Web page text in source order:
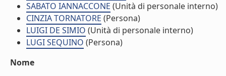
SABATO IANNACCONE (Unità di personale interno)
CINZIA TORNATORE (Persona)
LUIGI DE SIMIO (Unità di personale interno)
LUGI SEQUINO (Persona)
Nome